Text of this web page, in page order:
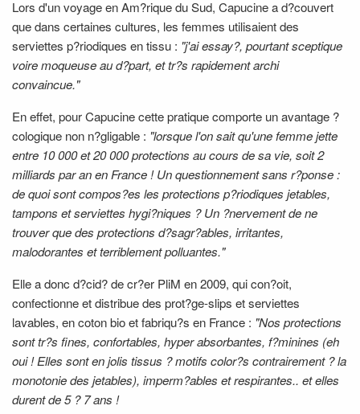
Lors d'un voyage en Am?rique du Sud, Capucine a d?couvert
que dans certaines cultures, les femmes utilisaient des
serviettes p?riodiques en tissu : "j'ai essay?, pourtant sceptique
voire moqueuse au d?part, et tr?s rapidement archi
convaincue."
En effet, pour Capucine cette pratique comporte un avantage ?
cologique non n?gligable : "lorsque l'on sait qu'une femme jette
entre 10 000 et 20 000 protections au cours de sa vie, soit 2
milliards par an en France ! Un questionnement sans r?ponse :
de quoi sont compos?es les protections p?riodiques jetables,
tampons et serviettes hygi?niques ? Un ?nervement de ne
trouver que des protections d?sagr?ables, irritantes,
malodorantes et terriblement polluantes."
Elle a donc d?cid? de cr?er PliM en 2009, qui con?oit,
confectionne et distribue des prot?ge-slips et serviettes
lavables, en coton bio et fabriqu?s en France : "Nos protections
sont tr?s fines, confortables, hyper absorbantes, f?minines (eh
oui ! Elles sont en jolis tissus ? motifs color?s contrairement ? la
monotonie des jetables), imperm?ables et respirantes.. et elles
durent de 5 ? 7 ans !